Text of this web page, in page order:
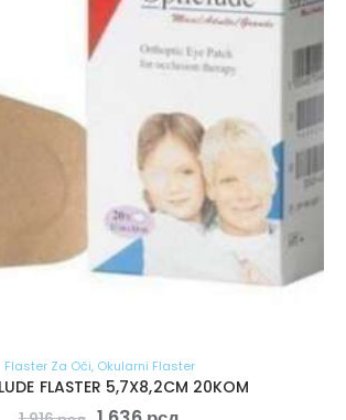
Flaster Za Oči, Okularni Flaster
FLASTER 5,7X8,2CM 20KOM